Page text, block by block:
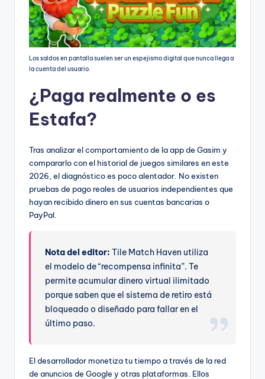
Los saldos en pantalla suelen ser un espejismo digital que nunca llega a
la cuenta del usuario.
¿Paga realmente o es
Estafa?
Tras analizar el comportamiento de la app de Gasim y
compararlo con el historial de juegos similares en este
2026, el diagnóstico es poco alentador. No existen
pruebas de pago reales de usuarios independientes que
hayan recibido dinero en sus cuentas bancarias o
PayPal.
Nota del editor: Tile Match Haven utiliza
el modelo de “recompensa infinita”. Te
permite acumular dinero virtual ilimitado
porque saben que el sistema de retiro está
bloqueado o diseñado para fallar en el
último paso.
El desarrollador monetiza tu tiempo a través de la red
de anuncios de Google y otras plataformas. Ellos